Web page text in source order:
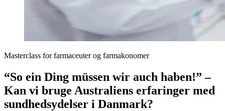
Masterclass for farmaceuter og farmakonomer
“So ein Ding müssen wir auch haben!” –
Kan vi bruge Australiens erfaringer med
sundhedsydelser i Danmark?